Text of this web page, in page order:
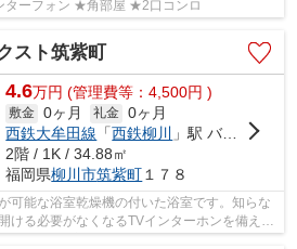
ーフォン ★角部屋 ★2口コンロ
スト筑紫町
4.6万円 (管理費等：4,500円 )
敷金 0ヶ月 礼金 0ヶ月
西鉄大牟田線 「西鉄柳川
」駅 バス14分 「柳川病院前」 停歩3分
2階 / 1K / 34.88㎡
福岡県柳川市筑紫町１７８
可能な浴室乾燥機の付いた浴室です。知らな
ける必要がなくなるTVインターホンを備えて